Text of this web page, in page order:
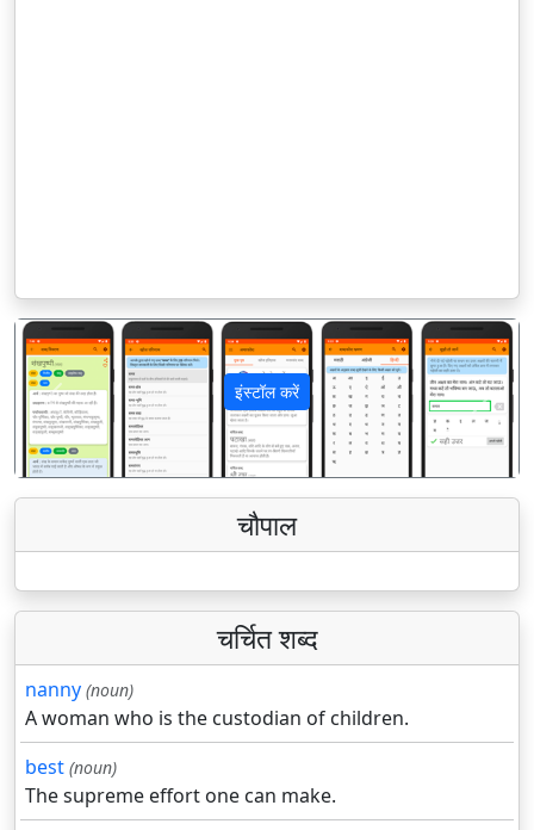
इंस्टॉल करें
पिछला अगला
चौपाल
चर्चित शब्द
nanny (noun)
A woman who is the custodian of children.
best (noun)
The supreme effort one can make.